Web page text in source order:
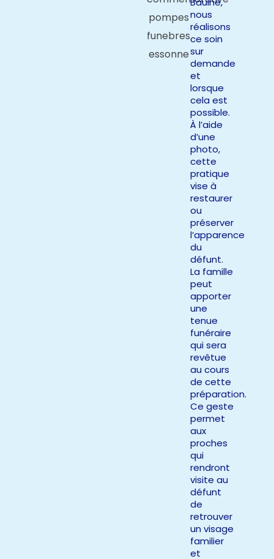
nous
réalisons
ce soin
sur
demande
et
lorsque
cela est
possible.
À l’aide
d’une
photo,
cette
pratique
vise à
restaurer
ou
préserver
l’apparence
du
défunt.
La famille
peut
apporter
une
tenue
funéraire
qui sera
revêtue
au cours
de cette
préparation.
Ce geste
permet
aux
proches
qui
rendront
visite au
défunt
de
retrouver
un visage
familier
et